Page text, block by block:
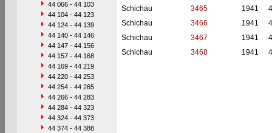
44 066 - 44 103
44 104 - 44 123
44 124 - 44 139
44 140 - 44 146
44 147 - 44 156
44 157 - 44 168
44 169 - 44 219
44 220 - 44 253
44 254 - 44 265
44 266 - 44 283
44 284 - 44 323
44 324 - 44 373
44 374 - 44 388
Schichau
3465 1941
Schichau
3466 1941
Schichau
3467 1941
Schichau
3468 1941